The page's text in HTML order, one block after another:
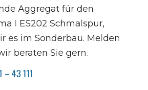
Aggregat für den
I ES202 Schmalspur,
es im Sonderbau. Melden
beraten Sie gern.
– 43 111